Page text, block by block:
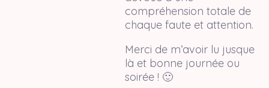
compréhension totale de
chaque faute et attention.
Merci de m’avoir lu jusque
là et bonne journée ou
soirée ! 🙂